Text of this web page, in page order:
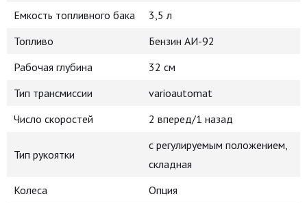
Емкость топливного бака
3,5 л
Топливо
Бензин АИ-92
Рабочая глубина
32 см
Тип трансмиссии
varioautomat
Число скоростей
2 вперед/1 назад
Тип рукоятки
с регулируемым положением,
складная
Колеса
Опция